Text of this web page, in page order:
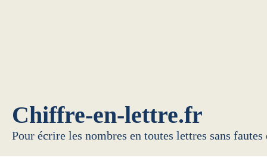
Chiffre-en-lettre.fr
Pour écrire les nombres en toutes lettres sans